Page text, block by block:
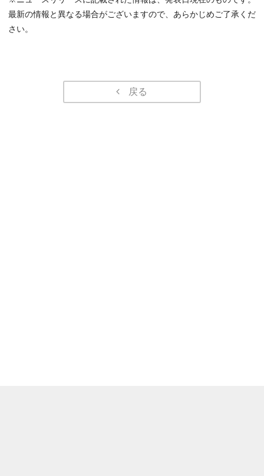
最新の情報と異なる場合がございますので、あらかじめご了承くだ
さい。
戻る